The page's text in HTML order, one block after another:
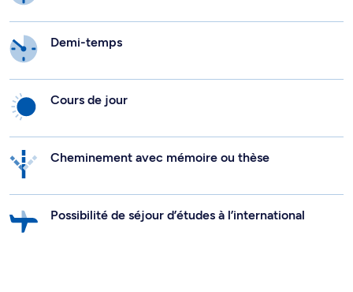
Demi-temps
Cours de jour
Cheminement avec mémoire ou thèse
Possibilité de séjour d’études à l’international